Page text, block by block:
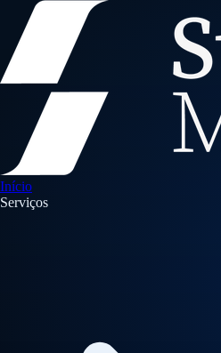
Início
Serviços